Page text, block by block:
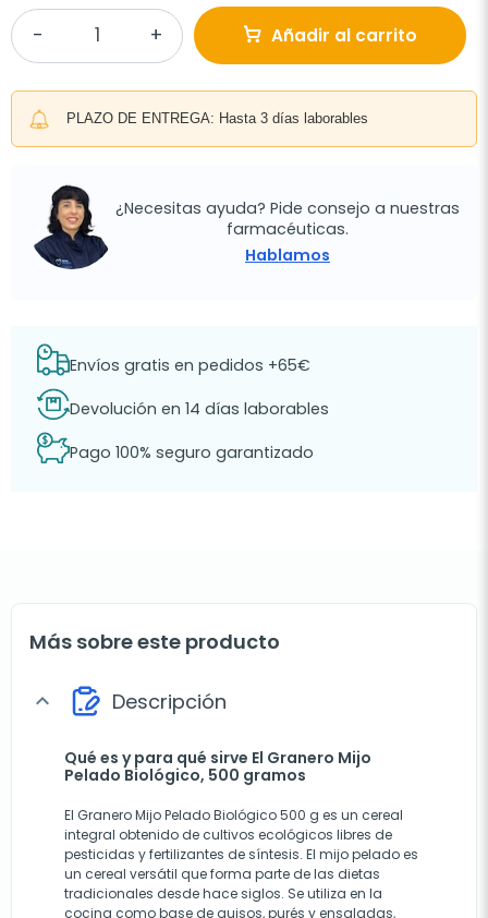
Añadir al carrito
PLAZO DE ENTREGA: Hasta 3 días laborables
¿Necesitas ayuda? Pide consejo a nuestras
farmacéuticas.
Hablamos
Envíos gratis en pedidos +65€
Devolución en 14 días laborables
Pago 100% seguro garantizado
Más sobre este producto
expand_more Descripción
Qué es y para qué sirve El Granero Mijo
Pelado Biológico, 500 gramos
El Granero Mijo Pelado Biológico 500 g es un cereal
integral obtenido de cultivos ecológicos libres de
pesticidas y fertilizantes de síntesis. El mijo pelado es
un cereal versátil que forma parte de las dietas
tradicionales desde hace siglos. Se utiliza en la
cocina como base de guisos, purés y ensaladas,